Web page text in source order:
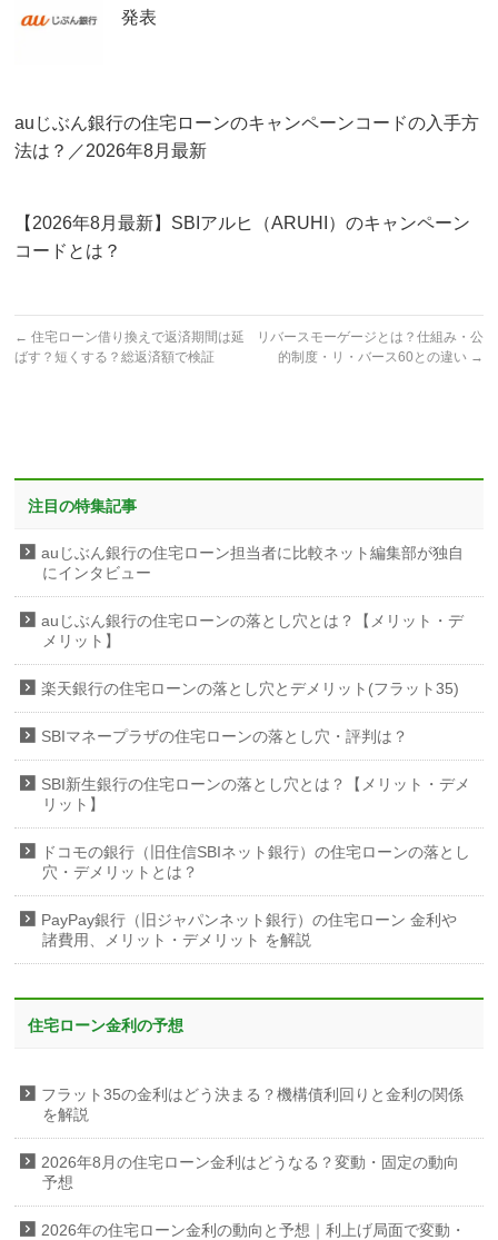
発表
auじぶん銀行の住宅ローンのキャンペーンコードの入手方
法は？／2026年8月最新
【2026年8月最新】SBIアルヒ（ARUHI）のキャンペーン
コードとは？
← 住宅ローン借り換えで返済期間は延
ばす？短くする？総返済額で検証
リバースモーゲージとは？仕組み・公
的制度・リ・バース60との違い →
注目の特集記事
auじぶん銀行の住宅ローン担当者に比較ネット編集部が独自
にインタビュー
auじぶん銀行の住宅ローンの落とし穴とは？【メリット・デ
メリット】
楽天銀行の住宅ローンの落とし穴とデメリット(フラット35)
SBIマネープラザの住宅ローンの落とし穴・評判は？
SBI新生銀行の住宅ローンの落とし穴とは？【メリット・デメ
リット】
ドコモの銀行（旧住信SBIネット銀行）の住宅ローンの落とし
穴・デメリットとは？
PayPay銀行（旧ジャパンネット銀行）の住宅ローン 金利や
諸費用、メリット・デメリット を解説
住宅ローン金利の予想
フラット35の金利はどう決まる？機構債利回りと金利の関係
を解説
2026年8月の住宅ローン金利はどうなる？変動・固定の動向
予想
2026年の住宅ローン金利の動向と予想｜利上げ局面で変動・